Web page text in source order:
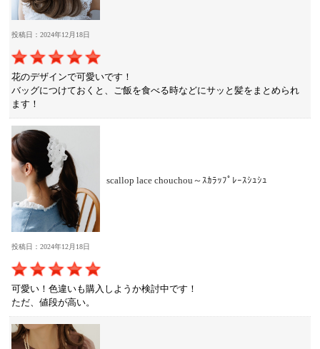
投稿日：2024年12月18日
花のデザインで可愛いです！
バッグにつけておくと、ご飯を食べる時などにサッと髪をまとめられ
ます！
scallop lace chouchou～ｽｶﾗｯﾌﾟﾚｰｽｼｭｼｭ
投稿日：2024年12月18日
可愛い！色違いも購入しようか検討中です！
ただ、値段が高い。